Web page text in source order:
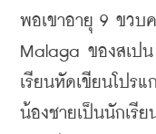
พอเขาอายุ 9 ขวบ
Malaga ของสเป
เรียนหัดเขียนโปร
น้องชายเป็นนักเรี